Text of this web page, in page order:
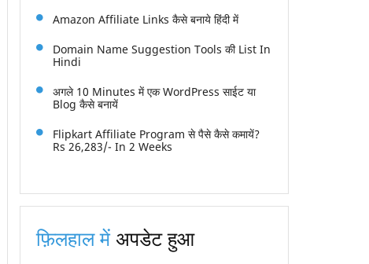
Amazon Affiliate Links कैसे बनाये हिंदी में
Domain Name Suggestion Tools की List In
Hindi
अगले 10 Minutes में एक WordPress साईट या
Blog कैसे बनायें
Flipkart Affiliate Program से पैसे कैसे कमायें?
Rs 26,283/- In 2 Weeks
फ़िलहाल मेंअपडेट हुआ